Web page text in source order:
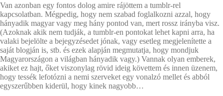
Van azonban egy fontos dolog amire rájöttem a tumblr-rel
kapcsolatban. Mégpedig, hogy nem szabad foglalkozni azzal, hogy
hányadik magyar vagy meg hány pontod van, mert rossz irányba visz.
(Azoknak akik nem tudják, a tumblr-en pontokat lehet kapni arra, ha
valaki bejelölte a bejegyzésedet jónak, vagy esetleg megjelenítette a
saját blogján is, stb. és ezek alapján megmutatja, hogy mondjuk
Magyarországon a világban hányadik vagy.) Vannak olyan emberek,
akiket ez hajt, őket viszonylag rövid ideig követtem és innen üzenem,
hogy tessék lefotózni a nemi szerveket egy vonalzó mellet és abból
egyszerűbben kiderül, hogy kinek nagyobb…